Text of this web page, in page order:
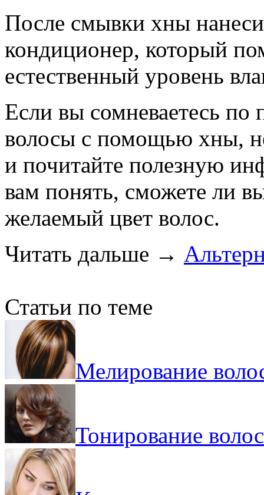
После смывки хны
кондиционер, который
естественный уровень
Если вы сомневаетесь по
волосы с помощью хны,
и почитайте полезную
вам понять, сможете ли
желаемый цвет волос.
Читать дальше →
Статьи по теме
Мелирование
Тонирование